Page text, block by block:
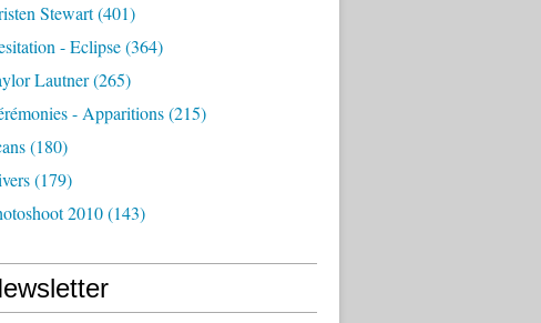
Stewart(401)
- Eclipse(364)
Lautner(265)
- Apparitions(215)
(180)
(179)
2010(143)